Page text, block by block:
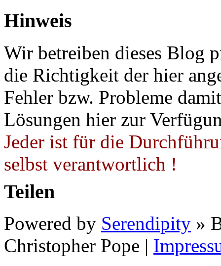
Hinweis
Wir betreiben dieses Blog
die Richtigkeit der hier
Fehler bzw. Probleme
Lösungen hier zur
Jeder ist für die
selbst verantwortlich !
Teilen
Powered by Serendipity »
Christopher Pope |